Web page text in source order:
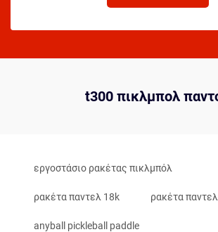
t300 πικλμπολ
εργοστάσιο ρακέτας πικλμπόλ
ρακέτα παντελ 18k ρακέτα
anyball pickleball paddle